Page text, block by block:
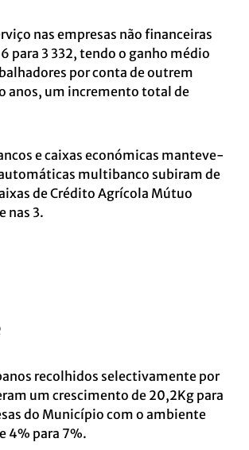
nas empresas não financeiras
para 3 332, tendo o ganho médio
por conta de outrem
anos, um incremento total de
e caixas económicas manteve-
automáticas multibanco subiram de
de Crédito Agrícola Mútuo
nas 3.
recolhidos selectivamente por
um crescimento de 20,2Kg para
do Município com o ambiente
4% para 7%.